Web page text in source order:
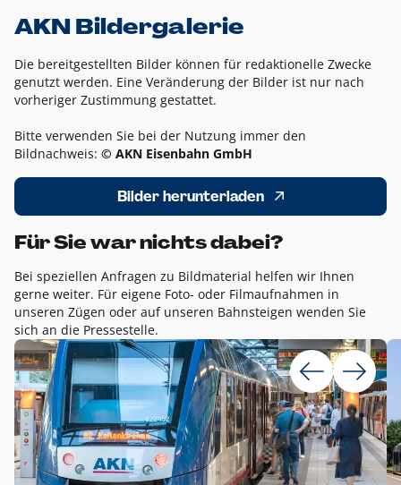
AKN Bildergalerie
Die bereitgestellten Bilder können für redaktionelle Zwecke
genutzt werden. Eine Veränderung der Bilder ist nur nach
vorheriger Zustimmung gestattet.
Bitte verwenden Sie bei der Nutzung immer den
Bildnachweis: © AKN Eisenbahn GmbH
Bilder herunterladen
Für Sie war nichts dabei?
Bei speziellen Anfragen zu Bildmaterial helfen wir Ihnen
gerne weiter. Für eigene Foto- oder Filmaufnahmen in
unseren Zügen oder auf unseren Bahnsteigen wenden Sie
sich an die Pressestelle.